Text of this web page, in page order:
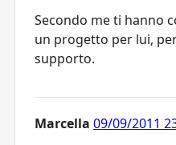
Secondo me ti hanno
un progetto per lui,
supporto.
Marcella 09/09/2011